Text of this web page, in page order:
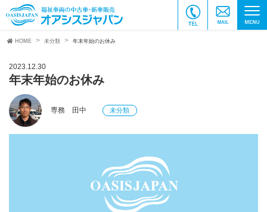
HOME 未分類 年末年始のお休み
2023.12.30
年末年始のお休み
専務 田中 未分類